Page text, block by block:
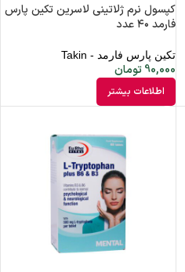
کپسول نرم ژلاتینی لاسرین تکین پارس
فارمد ۴۰ عدد
تکین پارس فارمد - Takin
90,000 تومان
اطلاعات بیشتر